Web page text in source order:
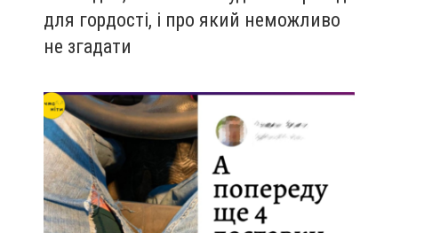
для гордості, і про який неможливо
не згадати